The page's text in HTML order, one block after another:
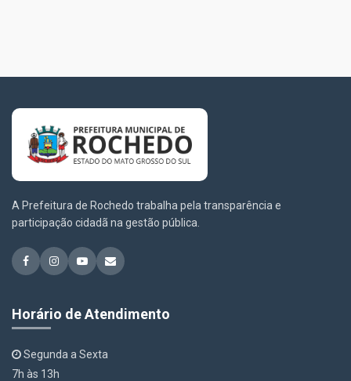
A Prefeitura de Rochedo trabalha pela transparência e
participação cidadã na gestão pública.
Horário de Atendimento
Segunda a Sexta
7h às 13h